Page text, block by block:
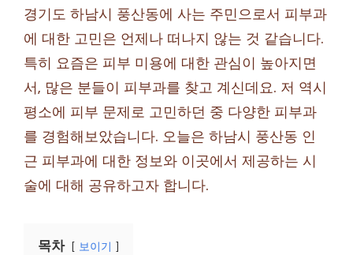
경기도 하남시 풍산동에 사는 주민으로서 피부과
에 대한 고민은 언제나 떠나지 않는 것 같습니다.
특히 요즘은 피부 미용에 대한 관심이 높아지면
서, 많은 분들이 피부과를 찾고 계신데요. 저 역시
평소에 피부 문제로 고민하던 중 다양한 피부과
를 경험해보았습니다. 오늘은 하남시 풍산동 인
근 피부과에 대한 정보와 이곳에서 제공하는 시
술에 대해 공유하고자 합니다.
목차 보이기